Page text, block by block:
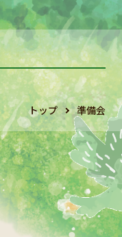
トップ 準備会